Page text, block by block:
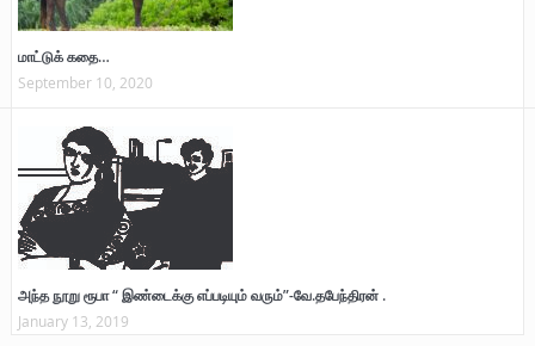
மாட்டுக் கதை…
September 10, 2020
அந்த நூறு ரூபா “ இண்டைக்கு எப்படியும் வரும்”-வே.தபேந்திரன் .
January 13, 2019